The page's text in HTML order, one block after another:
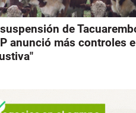
de
anunció más controles